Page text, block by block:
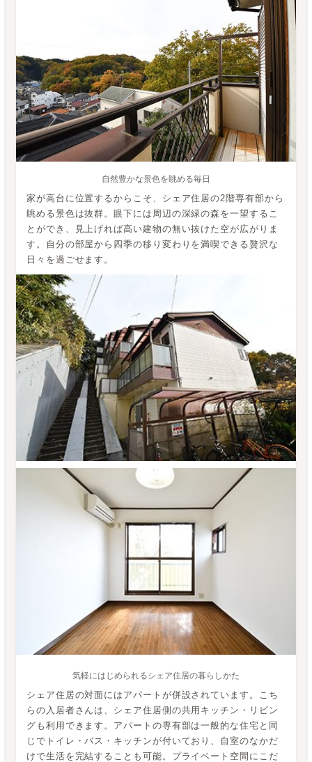
自然豊かな景色を眺める毎日
家が高台に位置するからこそ、シェア住居の2階専有部から
眺める景色は抜群。眼下には周辺の深緑の森を一望するこ
とができ、見上げれば高い建物の無い抜けた空が広がりま
す。自分の部屋から四季の移り変わりを満喫できる贅沢な
日々を過ごせます。
気軽にはじめられるシェア住居の暮らしかた
シェア住居の対面にはアパートが併設されています。こち
らの入居者さんは、シェア住居側の共用キッチン・リビン
グも利用できます。アパートの専有部は一般的な住宅と同
じでトイレ・バス・キッチンが付いており、自室のなかだ
けで生活を完結することも可能。プライベート空間にこだ